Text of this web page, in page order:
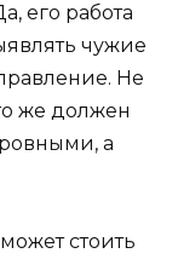
его работа
чужие
Не
же должен
ровными, а
стоить